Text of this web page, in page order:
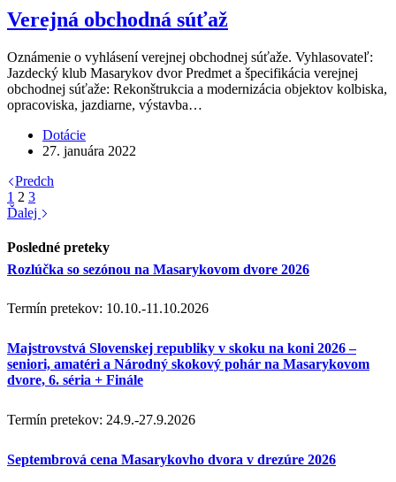
Verejná obchodná súťaž
Oznámenie o vyhlásení verejnej obchodnej súťaže. Vyhlasovateľ:
Jazdecký klub Masarykov dvor Predmet a špecifikácia verejnej
obchodnej súťaže: Rekonštrukcia a modernizácia objektov kolbiska,
opracoviska, jazdiarne, výstavba…
Dotácie
27. januára 2022
Predch
1 2 3
Ďalej
Posledné preteky
Rozlúčka so sezónou na Masarykovom dvore 2026
Termín pretekov: 10.10.-11.10.2026
Majstrovstvá Slovenskej republiky v skoku na koni 2026 –
seniori, amatéri a Národný skokový pohár na Masarykovom
dvore, 6. séria + Finále
Termín pretekov: 24.9.-27.9.2026
Septembrová cena Masarykovho dvora v drezúre 2026